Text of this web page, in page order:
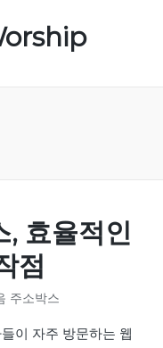
, 효율적인
점
주소박스
이 자주 방문하는 웹